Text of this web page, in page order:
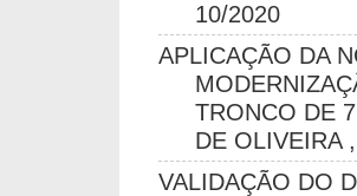
10/2020
APLICAÇÃO DA
TRONCO DE
DE OLIVEIRA
VALIDAÇÃO DO